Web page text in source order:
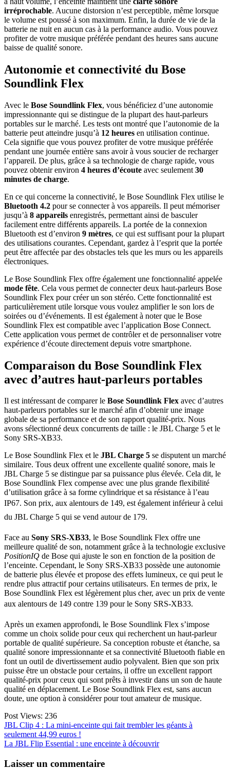
irréprochable. Aucune distorsion n’est perceptible, même lorsque
le volume est poussé à son maximum. Enfin, la durée de vie de la
batterie ne nuit en aucun cas à la performance audio. Vous pouvez
profiter de votre musique préférée pendant des heures sans aucune
baisse de qualité sonore.
Autonomie et connectivité du Bose
Soundlink Flex
Avec le Bose Soundlink Flex, vous bénéficiez d’une autonomie
impressionnante qui se distingue de la plupart des haut-parleurs
portables sur le marché. Les tests ont montré que l’autonomie de la
batterie peut atteindre jusqu’à 12 heures en utilisation continue.
Cela signifie que vous pouvez profiter de votre musique préférée
pendant une journée entière sans avoir à vous soucier de recharger
l’appareil. De plus, grâce à sa technologie de charge rapide, vous
pouvez obtenir environ 4 heures d’écoute avec seulement 30
minutes de charge.
En ce qui concerne la connectivité, le Bose Soundlink Flex utilise le
Bluetooth 4.2 pour se connecter à vos appareils. Il peut mémoriser
jusqu’à 8 appareils enregistrés, permettant ainsi de basculer
facilement entre différents appareils. La portée de la connexion
Bluetooth est d’environ 9 mètres, ce qui est suffisant pour la plupart
des utilisations courantes. Cependant, gardez à l’esprit que la portée
peut être affectée par des obstacles tels que les murs ou les appareils
électroniques.
Le Bose Soundlink Flex offre également une fonctionnalité appelée
mode fête. Cela vous permet de connecter deux haut-parleurs Bose
Soundlink Flex pour créer un son stéréo. Cette fonctionnalité est
particulièrement utile lorsque vous voulez amplifier le son lors de
soirées ou d’événements. Il est également à noter que le Bose
Soundlink Flex est compatible avec l’application Bose Connect.
Cette application vous permet de contrôler et de personnaliser votre
expérience d’écoute directement depuis votre smartphone.
Comparaison du Bose Soundlink Flex
avec d’autres haut-parleurs portables
Il est intéressant de comparer le Bose Soundlink Flex avec d’autres
haut-parleurs portables sur le marché afin d’obtenir une image
globale de sa performance et de son rapport qualité-prix. Nous
avons sélectionné deux concurrents de taille : le JBL Charge 5 et le
Sony SRS-XB33.
Le Bose Soundlink Flex et le JBL Charge 5 se disputent un marché
similaire. Tous deux offrent une excellente qualité sonore, mais le
JBL Charge 5 se distingue par sa puissance plus élevée. Cela dit, le
Bose Soundlink Flex compense avec une plus grande flexibilité
d’utilisation grâce à sa forme cylindrique et sa résistance à l’eau
IP67. Son prix, aux alentours de 149, est également inférieur à celui
du JBL Charge 5 qui se vend autour de 179.
Face au Sony SRS-XB33, le Bose Soundlink Flex offre une
meilleure qualité de son, notamment grâce à la technologie exclusive
PositionIQ de Bose qui ajuste le son en fonction de la position de
l’enceinte. Cependant, le Sony SRS-XB33 possède une autonomie
de batterie plus élevée et propose des effets lumineux, ce qui peut le
rendre plus attractif pour certains utilisateurs. En termes de prix, le
Bose Soundlink Flex est légèrement plus cher, avec un prix de vente
aux alentours de 149 contre 139 pour le Sony SRS-XB33.
Après un examen approfondi, le Bose Soundlink Flex s’impose
comme un choix solide pour ceux qui recherchent un haut-parleur
portable de qualité supérieure. Sa conception robuste et étanche, sa
qualité sonore impressionnante et sa connectivité Bluetooth fiable en
font un outil de divertissement audio polyvalent. Bien que son prix
puisse être un obstacle pour certains, il offre un excellent rapport
qualité-prix pour ceux qui sont prêts à investir dans un son de haute
qualité en déplacement. Le Bose Soundlink Flex est, sans aucun
doute, une option à considérer pour tout amateur de musique.
Post Views: 236
Navigation
de
JBL Clip 4 : La mini-enceinte qui fait trembler les géants à
seulement 44,99 euros !
La JBL Flip Essential : une enceinte à découvrir
Laisser un commentaire